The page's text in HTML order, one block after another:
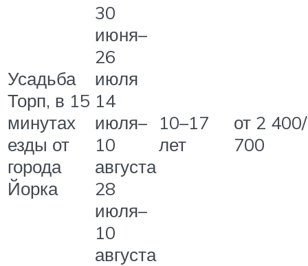
Усадьба
Торп, в 15
минутах
езды от
города
Йорка
30
июня–
26
июля
14
июля–
10
августа
28
июля–
10
августа
10–17
лет
от 2
700